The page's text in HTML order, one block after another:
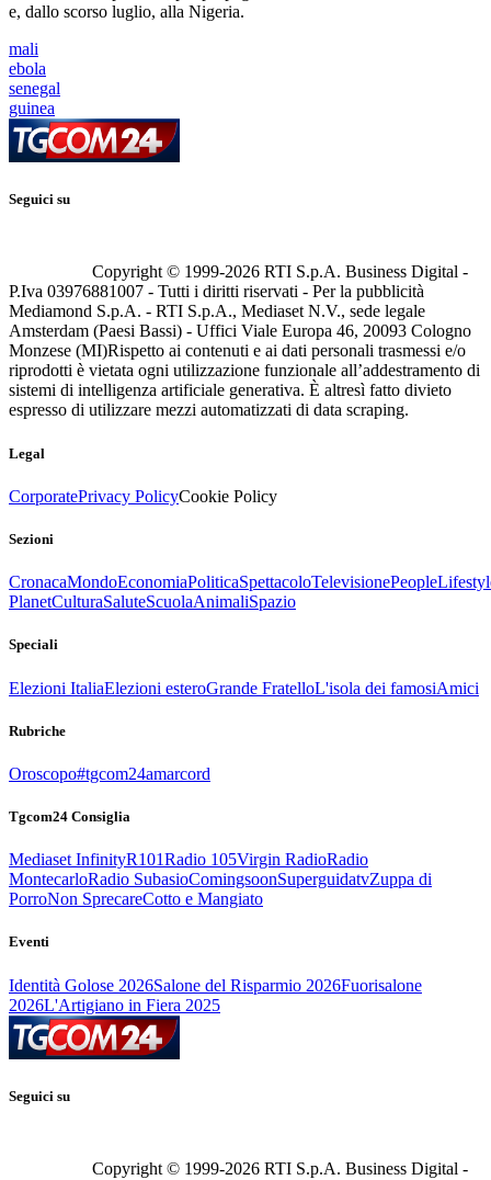
e, dallo scorso luglio, alla Nigeria.
mali
ebola
senegal
guinea
Seguici su
Copyright © 1999-2026 RTI S.p.A. Business Digital -
P.Iva 03976881007 - Tutti i diritti riservati - Per la pubblicità
Mediamond S.p.A. - RTI S.p.A., Mediaset N.V., sede legale
Amsterdam (Paesi Bassi) - Uffici Viale Europa 46, 20093 Cologno
Monzese (MI)Rispetto ai contenuti e ai dati personali trasmessi e/o
riprodotti è vietata ogni utilizzazione funzionale all’addestramento di
sistemi di intelligenza artificiale generativa. È altresì fatto divieto
espresso di utilizzare mezzi automatizzati di data scraping.
Legal
CorporatePrivacy PolicyCookie Policy
Sezioni
CronacaMondoEconomiaPoliticaSpettacoloTelevisionePeople
PlanetCulturaSaluteScuolaAnimaliSpazio
Speciali
Elezioni ItaliaElezioni esteroGrande FratelloL'isola dei famosiAmici
Rubriche
Oroscopo#tgcom24amarcord
Tgcom24 Consiglia
Mediaset InfinityR101Radio 105Virgin RadioRadio
MontecarloRadio SubasioComingsoonSuperguidatvZuppa di
PorroNon SprecareCotto e Mangiato
Eventi
Identità Golose 2026Salone del Risparmio 2026Fuorisalone
2026L'Artigiano in Fiera 2025
Seguici su
Copyright © 1999-2026 RTI S.p.A. Business Digital -